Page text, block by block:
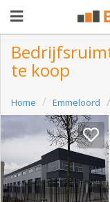
aanbieden
Pand
zoeken
Waarom
adverteren
Premium
te koop
Home Emmeloord